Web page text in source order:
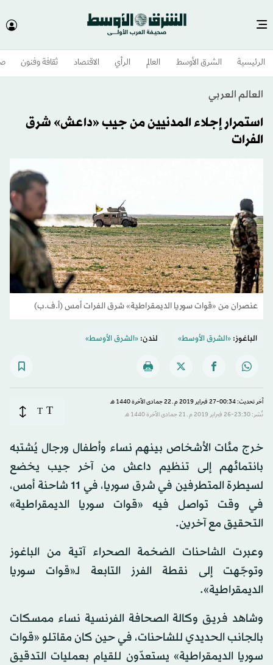
الرئيسية الشرق الأوسط​ العالم الرأي الاقتصاد ثقافة وفنون
العالم العربي
استمرار إجلاء المدنيين من جيب «داعش» شرق
الفرات
عنصران من «قوات سوريا الديمقراطية» شرق الفرات أمس (أ.ف.ب)
الباغوز:«الشرق الأوسط» لندن:«الشرق الأوسط»
آخر تحديث: 00:34-27 فبراير 2019 م ـ 22 جمادى الآخرة 1440 هـ
نُشر: 23:30-26 فبراير 2019 م ـ 21 جمادى الآخرة 1440 هـ
T
T
خرج مئات الأشخاص بينهم نساء وأطفال ورجال يُشتبه
بانتمائهم إلى تنظيم داعش من آخر جيب يخضع
لسيطرة المتطرفين في شرق سوريا، في 11 شاحنة أمس،
في وقت تواصل فيه «قوات سوريا الديمقراطية»
التحقيق مع آخرين.
وعبرت الشاحنات الضخمة الصحراء آتية من الباغوز
وتوجّهت إلى نقطة الفرز التابعة لـ«قوات سوريا
الديمقراطية».
وشاهد فريق وكالة الصحافة الفرنسية نساء ممسكات
بالجانب الحديدي للشاحنات، في حين كان مقاتلو «قوات
سوريا الديمقراطية» يستعدّون للقيام بعمليات التدقيق